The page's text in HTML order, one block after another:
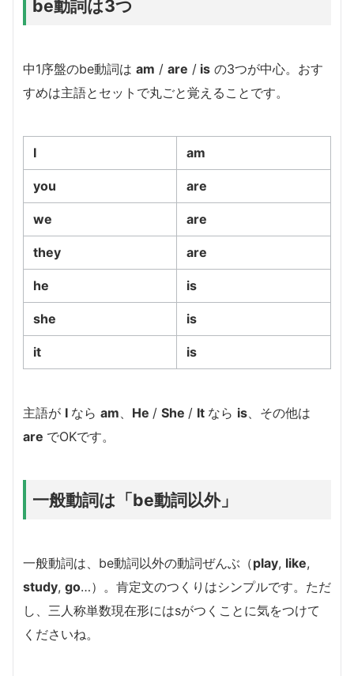
be動詞は3つ
中1序盤のbe動詞は am / are / is の3つが中心。おす
すめは主語とセットで丸ごと覚えることです。
I am
you are
we are
they are
he is
she is
it is
主語が I なら am、 He / She / It なら is、その他は
are でOKです。
一般動詞は「be動詞以外」
一般動詞は、be動詞以外の動詞ぜんぶ（play, like,
study, go…）。肯定文のつくりはシンプルです。ただ
し、三人称単数現在形にはsがつくことに気をつけて
くださいね。